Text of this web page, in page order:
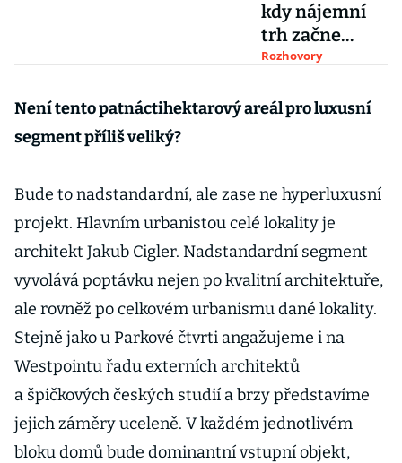
kdy nájemní
trh začne
konečně
developer
Rozhovory
Není tento patnáctihektarový areál pro luxusní
segment příliš veliký?
Bude to nadstandardní, ale zase ne hyperluxusní
projekt. Hlavním urbanistou celé lokality je
architekt Jakub Cigler. Nadstandardní segment
vyvolává poptávku nejen po kvalitní architektuře,
ale rovněž po celkovém urbanismu dané lokality.
Stejně jako u Parkové čtvrti angažujeme i na
Westpointu řadu externích architektů
a špičkových českých studií a brzy představíme
jejich záměry uceleně. V každém jednotlivém
bloku domů bude dominantní vstupní objekt,